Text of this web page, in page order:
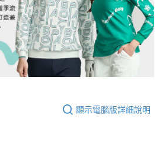
顯示電腦版詳細說明